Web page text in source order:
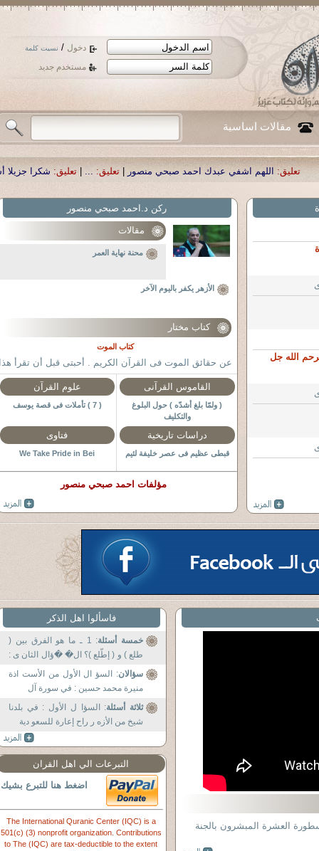
دخول / نسيت كلمة
مستخدم جديد
مقالات اساسية
اشفي عبدك احمد صبحي منصور|تعليق: ...
|تعليق: شكرا جزيلا أستاذ حمد الحمد
ملايين الأسر تخسر مظلة الدعم في مصر... وتأجيل
خريطة الغضب في مصر
الله جل
ركن د.احمد صبحي منصور
مقالات
محنة نهاية العمر
الأزهر يكفر باليوم الآخر
كتاب مختار
كتاب الموت
عن حقائق الموت فى القرآن الكريم . أحبتى قبل أن تقرأ
الكتاب : أولا : 1 ـ فى اوائل
القاموس القرآنى
( ولمّا بلغ أشدّه ) حول البلوغ
والتكليف
علوم القرآن
( 7 ) تأملات فى قصة يوسف
دراسات تاريخية
قبطى عظيم فى عصر خليفة لئيم
فتاوى
We Take Pride in Bei
مؤلفات احمد صبحي منصور
فاسألوا اهل الذكر
خمسة أسئلة
: 1 ـ ما هو الفرق بين (
طلع ) و ( إطّلع )؟ ال� �ؤال الثان ى :
ـ من هم
سؤالان: السؤ ال الأول من الأست اذة
منيرة محمد حسين : في سورة آل
ثلاثة أسئلة: السؤا ل الأول : في بلدنا
شيخ من الأزه ر راح إعارة للسعو دية
التبرعات الي اهل القران
اضغط هنا للتبرع بشيك
The International Quranic Center (IQC) is a
501(c) (3) nonprofit organization. Contributions
to The (IQC) are tax-deductible to the extent